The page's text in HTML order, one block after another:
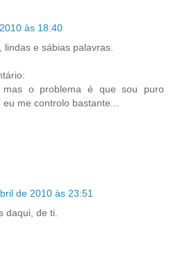
às 18:40
e sábias palavras.
mas o problema é que sou puro
me controlo bastante...
de 2010 às 23:51
daqui, de ti.